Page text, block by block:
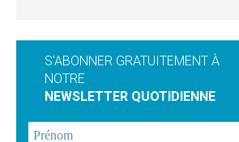
S'ABONNER GRATUITEMENT À
NOTRE
NEWSLETTER QUOTIDIENNE